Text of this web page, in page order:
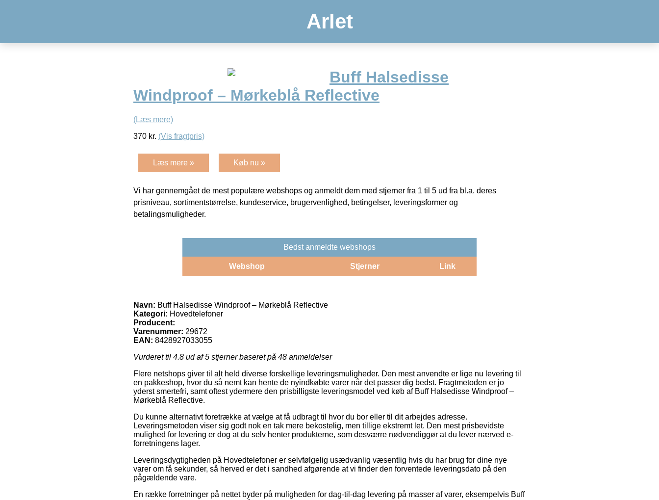
Arlet
Buff Halsedisse
Windproof – Mørkeblå Reflective
(Læs mere)
370 kr. (Vis fragtpris)
Læs mere » Køb nu »
Vi har gennemgået de mest populære webshops og anmeldt dem med stjerner fra 1 til 5 ud fra bl.a. deres
prisniveau, sortimentstørrelse, kundeservice, brugervenlighed, betingelser, leveringsformer og
betalingsmuligheder.
Bedst anmeldte webshops
Webshop Stjerner Link
Navn: Buff Halsedisse Windproof – Mørkeblå Reflective
Kategori: Hovedtelefoner
Producent:
Varenummer: 29672
EAN: 8428927033055
Vurderet til 4.8 ud af 5 stjerner baseret på 48 anmeldelser
Flere netshops giver til alt held diverse forskellige leveringsmuligheder. Den mest anvendte er lige nu levering til
en pakkeshop, hvor du så nemt kan hente de nyindkøbte varer når det passer dig bedst. Fragtmetoden er jo
yderst smertefri, samt oftest ydermere den prisbilligste leveringsmodel ved køb af Buff Halsedisse Windproof –
Mørkeblå Reflective.
Du kunne alternativt foretrække at vælge at få udbragt til hvor du bor eller til dit arbejdes adresse.
Leveringsmetoden viser sig godt nok en tak mere bekostelig, men tillige ekstremt let. Den mest prisbevidste
mulighed for levering er dog at du selv henter produkterne, som desværre nødvendiggør at du lever nærved e-
forretningens lager.
Leveringsdygtigheden på Hovedtelefoner er selvfølgelig usædvanlig væsentlig hvis du har brug for dine nye
varer om få sekunder, så herved er det i sandhed afgørende at vi finder den forventede leveringsdato på den
pågældende vare.
En række forretninger på nettet byder på muligheden for dag-til-dag levering på masser af varer, eksempelvis Buff